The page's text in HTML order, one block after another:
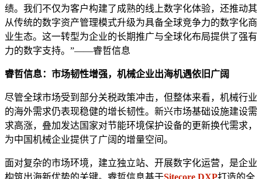
绩。我们不仅为客户构建了成熟的线上数字化体验，还推动其
从传统的数字资产管理模式升级为具备全球竞争力的数字化商
业生态。这一转型为企业的长期推广与全球化布局提供了强有
力的数字支持。”——睿哲信息
睿哲信息： 市场韧性增强， 机械企业出海机遇依旧广阔
尽管全球市场受到部分关税政策冲击，但整体来看，机械行业
的海外需求仍表现稳健的增长韧性。新兴市场基础设施建设需
求高涨，叠加发达国家对节能环境保护设备的更新换代需求，
为中国机械企业提供了广阔的增量空间。
面对复杂的市场环境，建立独立站、开展数字化运营，是企业
构筑出海新优势的关键。睿哲信息基于Sitecore DXP打造的全